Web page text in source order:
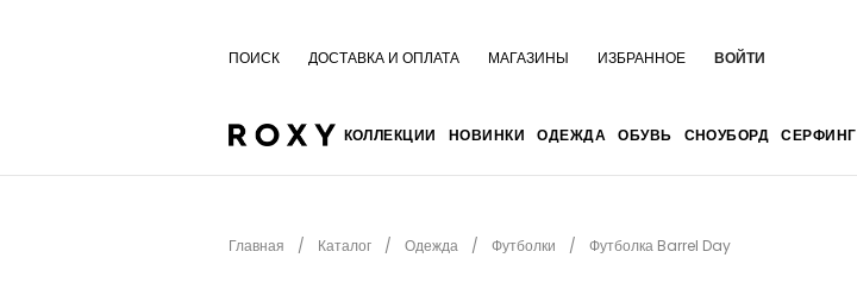
ПОИСК ДОСТАВКА И ОПЛАТА МАГАЗИНЫ ИЗБРАННОЕ ВОЙТИ
КОЛЛЕКЦИИ НОВИНКИ ОДЕЖДА ОБУВЬ СНОУБОРД СЕРФИНГ
Главная Каталог Одежда Футболки Футболка Barrel Day